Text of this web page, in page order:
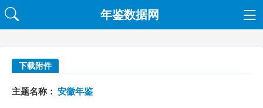
年鉴数据网
下载附件
主题名称： 安徽年鉴